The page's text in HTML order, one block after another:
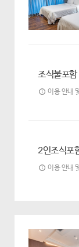
조식불포함
이용 안내
2인조식포
이용 안내